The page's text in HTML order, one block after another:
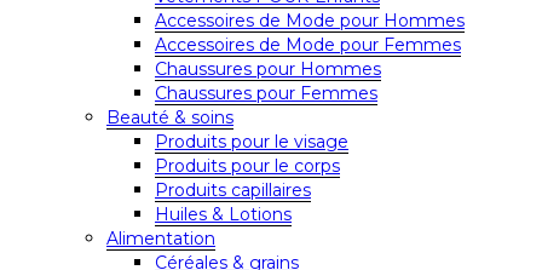
Accessoires de Mode pour Hommes
Accessoires de Mode pour Femmes
Chaussures pour Hommes
Chaussures pour Femmes
Beauté & soins
Produits pour le visage
Produits pour le corps
Produits capillaires
Huiles & Lotions
Alimentation
Céréales & grains